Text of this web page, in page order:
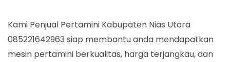
Kabupaten
Nias
Utara
Kami Penjual Pertamini Kabupaten Nias Utara
085221642963 siap membantu anda mendapatkan
mesin pertamini berkualitas, harga terjangkau, dan